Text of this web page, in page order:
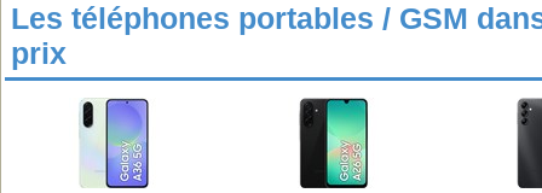
Les téléphones portables / GSM
prix